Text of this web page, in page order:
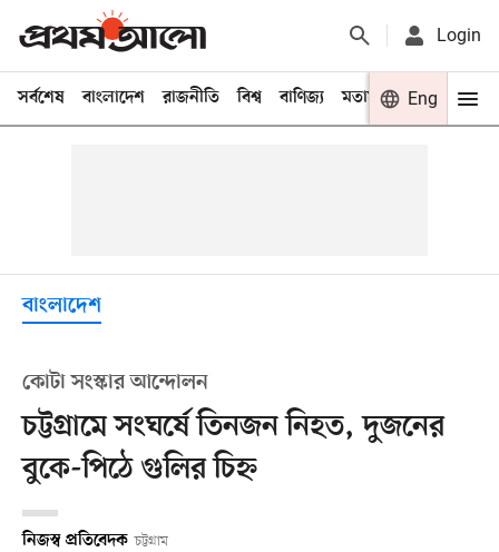
Login
সর্বশেষ বাংলাদেশ রাজনীতি বিশ্ব বাণিজ্য মতামত খেলা
Eng
বাংলাদেশ
কোটা সংস্কার আন্দোলন
চট্টগ্রামে সংঘর্ষে তিনজন নিহত, দুজনের
বুকে-পিঠে গুলির চিহ্ন
নিজস্ব প্রতিবেদক চট্টগ্রাম